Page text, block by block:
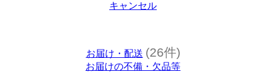
キャンセル
お届け・配送 (26件)
お届けの不備・欠品等